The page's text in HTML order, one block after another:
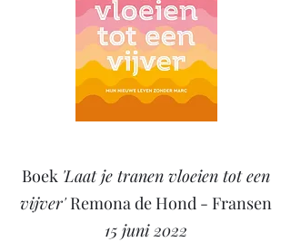
Boek 'Laat je tranen vloeien tot een
vijver'Remona de Hond - Fransen
15 juni 2022